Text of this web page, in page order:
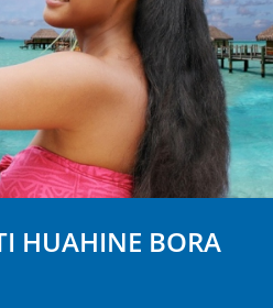
HUAHINE BORA